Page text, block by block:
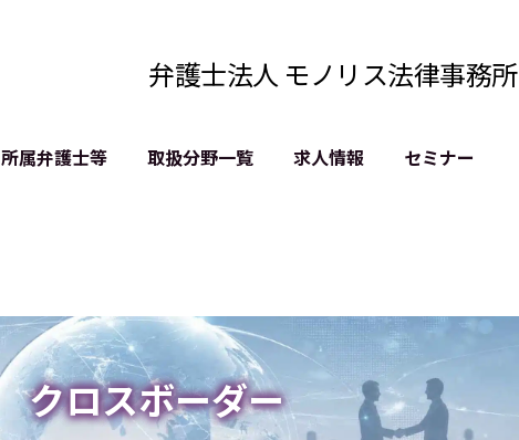
弁護士法人 モノリス法律事務所
所属弁護士等 取扱分野一覧
生成AI関連法務
記事・LPの薬機法等チェック
D2C等の不正転売対策
サイバー犯罪の刑事告訴等
GDPR対応支援
求人情報 セミナー
クロスボーダー